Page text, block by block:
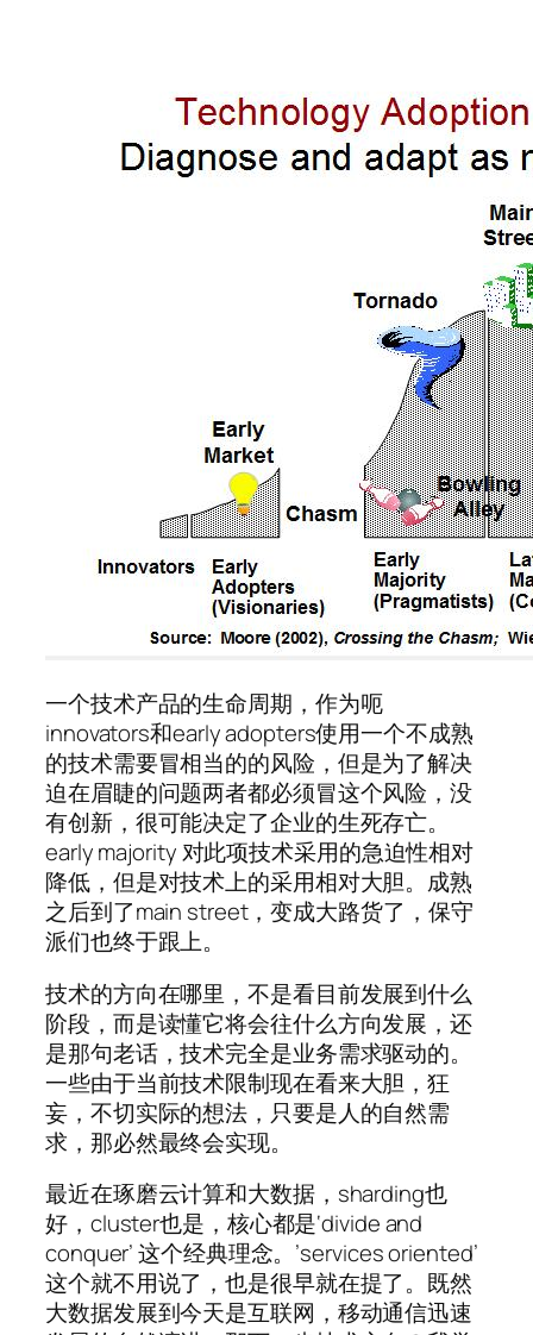
一个技术产品的生命周期，作为呃
innovators和early adopters使用一个不成熟
的技术需要冒相当的的风险，但是为了解决
迫在眉睫的问题两者都必须冒这个风险，没
有创新，很可能决定了企业的生死存亡。
early majority 对此项技术采用的急迫性相对
降低，但是对技术上的采用相对大胆。成熟
之后到了main street，变成大路货了，保守
派们也终于跟上。
技术的方向在哪里，不是看目前发展到什么
阶段，而是读懂它将会往什么方向发展，还
是那句老话，技术完全是业务需求驱动的。
一些由于当前技术限制现在看来大胆，狂
妄，不切实际的想法，只要是人的自然需
求，那必然最终会实现。
最近在琢磨云计算和大数据，sharding也
好，cluster也是，核心都是‘divide and
conquer’ 这个经典理念。’services oriented’
这个就不用说了，也是很早就在提了。既然
大数据发展到今天是互联网，移动通信迅速